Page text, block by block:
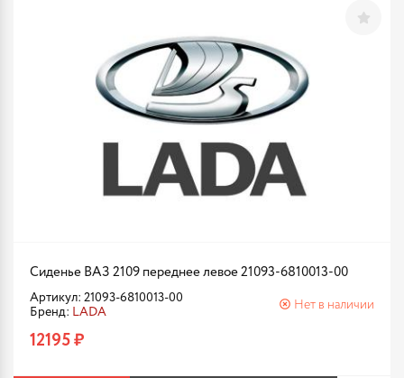
Сиденье ВАЗ 2109 переднее левое 21093-6810013-00
Артикул: 21093-6810013-00
Бренд: LADA
Нет в наличии
12195 ₽